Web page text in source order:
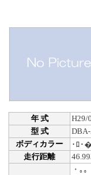
年 式
H29/
型 式
ボディカラー
･ﾛ･
走行距離
・｡｡